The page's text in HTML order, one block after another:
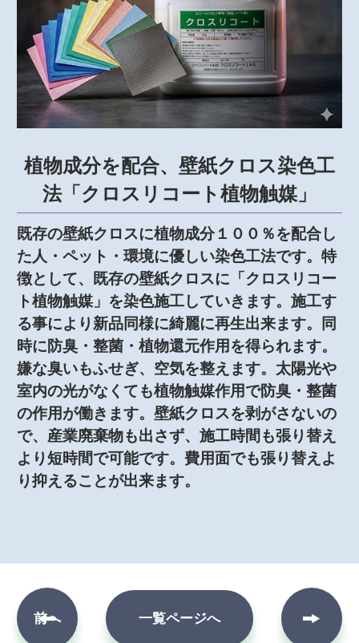
植物成分を配合、壁紙クロス染色工
法「クロスリコート植物触媒」
既存の壁紙クロスに植物成分１００％を配合し
た人・ペット・環境に優しい染色工法です。特
徴として、既存の壁紙クロスに「クロスリコー
ト植物触媒」を染色施工していきます。施工す
る事により新品同様に綺麗に再生出来ます。同
時に防臭・整菌・植物還元作用を得られます。
嫌な臭いもふせぎ、空気を整えます。太陽光や
室内の光がなくても植物触媒作用で防臭・整菌
の作用が働きます。壁紙クロスを剥がさないの
で、産業廃棄物も出さず、施工時間も張り替え
より短時間で可能です。費用面でも張り替えよ
り抑えることが出来ます。
前へ 一覧ページへ
次へ